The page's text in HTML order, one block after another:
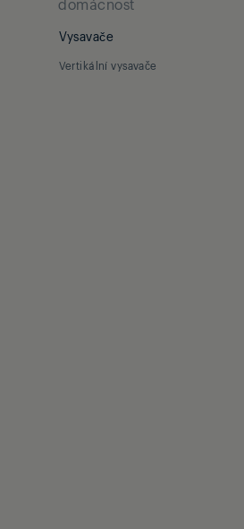
Vysavače
Vertikální vysavače